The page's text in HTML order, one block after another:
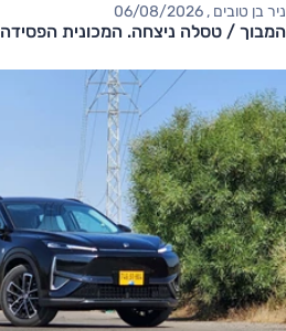
ניר בן טובים , 06/08/2026
המבוך / טסלה ניצחה. המכונית הפסידה